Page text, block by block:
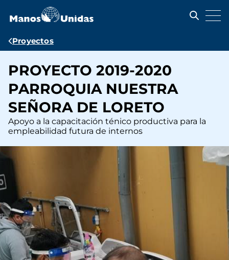
contenido
Ruta
navegación
Proyectos
PROYECTO 2019-2020
PARROQUIA NUESTRA
SEÑORA DE LORETO
Apoyo a la capacitación ténico productiva para la
empleabilidad futura de internos